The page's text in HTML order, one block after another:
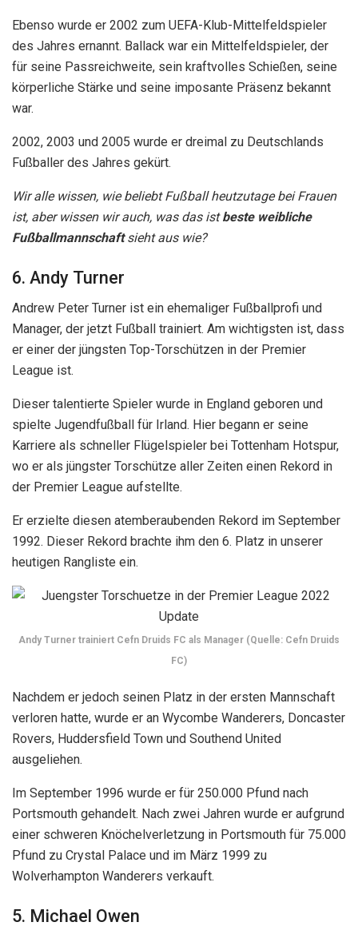
Ebenso wurde er 2002 zum UEFA-Klub-Mittelfeldspieler
des Jahres ernannt. Ballack war ein Mittelfeldspieler, der
für seine Passreichweite, sein kraftvolles Schießen, seine
körperliche Stärke und seine imposante Präsenz bekannt
war.
2002, 2003 und 2005 wurde er dreimal zu Deutschlands
Fußballer des Jahres gekürt.
Wir alle wissen, wie beliebt Fußball heutzutage bei Frauen
ist, aber wissen wir auch, was das istbeste weibliche
Fußballmannschaftsieht aus wie?
6. Andy Turner
Andrew Peter Turner ist ein ehemaliger Fußballprofi und
Manager, der jetzt Fußball trainiert. Am wichtigsten ist, dass
er einer der jüngsten Top-Torschützen in der Premier
League ist.
Dieser talentierte Spieler wurde in England geboren und
spielte Jugendfußball für Irland. Hier begann er seine
Karriere als schneller Flügelspieler bei Tottenham Hotspur,
wo er als jüngster Torschütze aller Zeiten einen Rekord in
der Premier League aufstellte.
Er erzielte diesen atemberaubenden Rekord im September
1992. Dieser Rekord brachte ihm den 6. Platz in unserer
heutigen Rangliste ein.
Andy Turner trainiert Cefn Druids FC als Manager (Quelle: Cefn Druids
FC)
Nachdem er jedoch seinen Platz in der ersten Mannschaft
verloren hatte, wurde er an Wycombe Wanderers, Doncaster
Rovers, Huddersfield Town und Southend United
ausgeliehen.
Im September 1996 wurde er für 250.000 Pfund nach
Portsmouth gehandelt. Nach zwei Jahren wurde er aufgrund
einer schweren Knöchelverletzung in Portsmouth für 75.000
Pfund zu Crystal Palace und im März 1999 zu
Wolverhampton Wanderers verkauft.
5. Michael Owen